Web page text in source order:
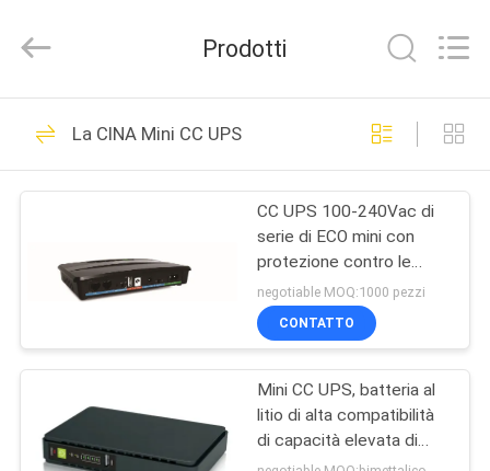
CASA.
PRODOTTI
VISITA
ALLA
TECH
POWER
Rights
Tecnologia UPS di G
87
Linea pura UPS
interattivo della
48
Prodotti
La CINA Mini CC UPS
CC UPS 100-240Vac di
serie di ECO mini con
protezione contro le
sovratensioni di
sovraccarico
negotiable MOQ:1000 pezzi
CONTATTO
Mini CC UPS, batteria al
litio di alta compatibilità
di capacità elevata di
cicli iniziali di CC